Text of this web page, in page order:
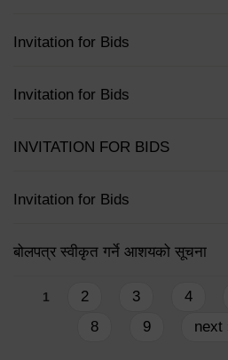
Invitation for Bids
Invitation for Bids
INVITATION FOR BIDS
Invitation for Bids
बोलपत्र स्वीकृत गर्ने आशयको सूचना
Pages
1 2 3 4
8
9 next